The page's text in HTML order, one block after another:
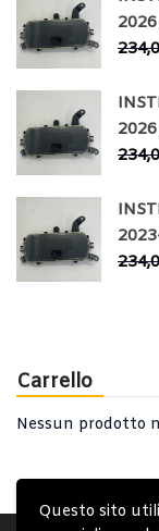
Questo sito
Carrello
Nessun prodotto